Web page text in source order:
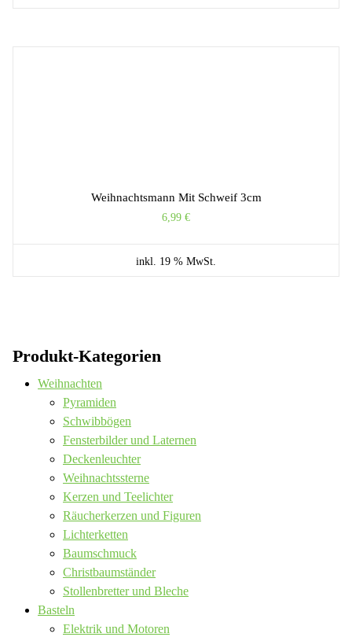
Weihnachtsmann Mit Schweif 3cm
6,99 €
inkl. 19 % MwSt.
Produkt-Kategorien
Weihnachten
Pyramiden
Schwibbögen
Fensterbilder und Laternen
Deckenleuchter
Weihnachtssterne
Kerzen und Teelichter
Räucherkerzen und Figuren
Lichterketten
Baumschmuck
Christbaumständer
Stollenbretter und Bleche
Basteln
Elektrik und Motoren